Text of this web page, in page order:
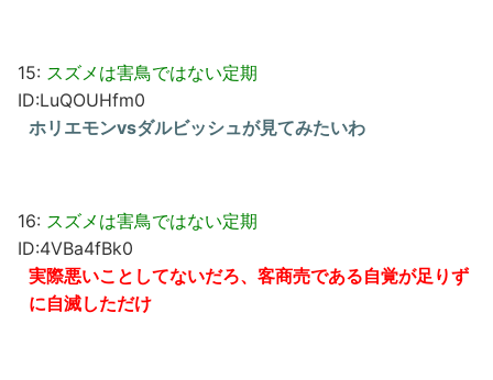
15: スズメは害鳥ではない定期
ID:LuQOUHfm0
ホリエモンvsダルビッシュが見てみたいわ
16: スズメは害鳥ではない定期
ID:4VBa4fBk0
実際悪いことしてないだろ、客商売である自覚が足りず
に自滅しただけ